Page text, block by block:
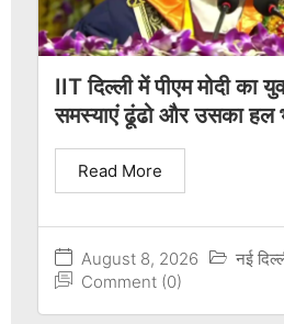
IIT दिल्ली में पीएम मोदी का
समस्याएं ढूंढो और उसका हल
August 8, 2026 नई
Comment (0)
Read More